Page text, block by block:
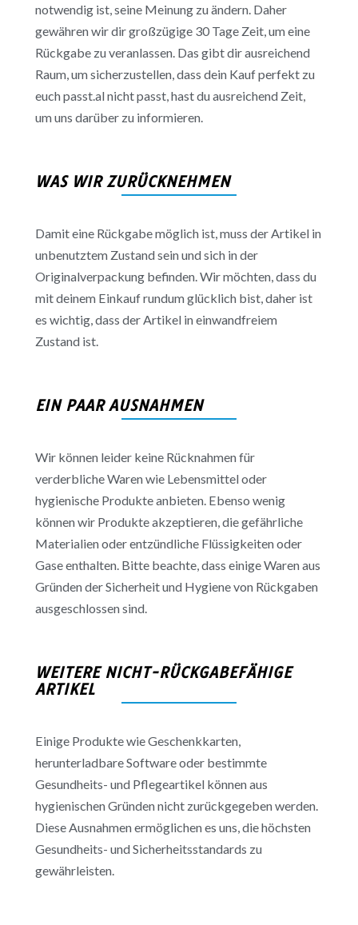
notwendig ist, seine Meinung zu ändern. Daher
gewähren wir dir großzügige 30 Tage Zeit, um eine
Rückgabe zu veranlassen. Das gibt dir ausreichend
Raum, um sicherzustellen, dass dein Kauf perfekt zu
euch passt.al nicht passt, hast du ausreichend Zeit,
um uns darüber zu informieren.
WAS WIR ZURÜCKNEHMEN
Damit eine Rückgabe möglich ist, muss der Artikel in
unbenutztem Zustand sein und sich in der
Originalverpackung befinden. Wir möchten, dass du
mit deinem Einkauf rundum glücklich bist, daher ist
es wichtig, dass der Artikel in einwandfreiem
Zustand ist.
EIN PAAR AUSNAHMEN
Wir können leider keine Rücknahmen für
verderbliche Waren wie Lebensmittel oder
hygienische Produkte anbieten. Ebenso wenig
können wir Produkte akzeptieren, die gefährliche
Materialien oder entzündliche Flüssigkeiten oder
Gase enthalten. Bitte beachte, dass einige Waren aus
Gründen der Sicherheit und Hygiene von Rückgaben
ausgeschlossen sind.
WEITERE NICHT-RÜCKGABEFÄHIGE
ARTIKEL
Einige Produkte wie Geschenkkarten,
herunterladbare Software oder bestimmte
Gesundheits- und Pflegeartikel können aus
hygienischen Gründen nicht zurückgegeben werden.
Diese Ausnahmen ermöglichen es uns, die höchsten
Gesundheits- und Sicherheitsstandards zu
gewährleisten.